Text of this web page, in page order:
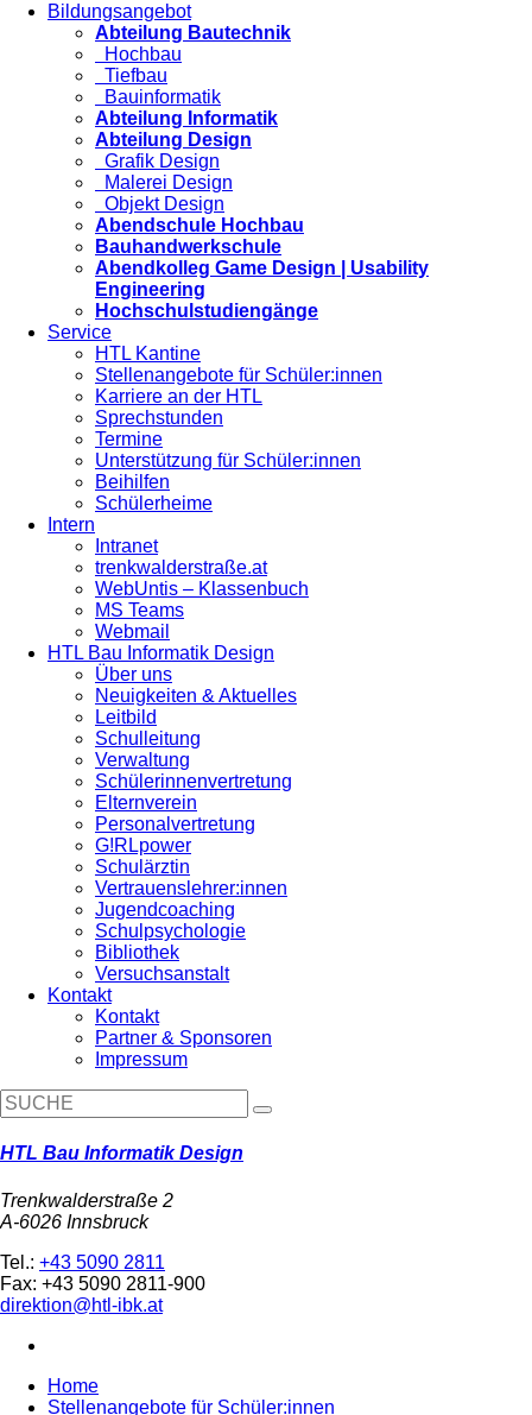
Bildungsangebot
Abteilung Bautechnik
Hochbau
Tiefbau
Bauinformatik
Abteilung Informatik
Abteilung Design
Grafik Design
Malerei Design
Objekt Design
Abendschule Hochbau
Bauhandwerkschule
Abendkolleg Game Design | Usability
Engineering
Hochschulstudiengänge
Service
HTL Kantine
Stellenangebote für Schüler:innen
Karriere an der HTL
Sprechstunden
Termine
Unterstützung für Schüler:innen
Beihilfen
Schülerheime
Intern
Intranet
trenkwalderstraße.at
WebUntis – Klassenbuch
MS Teams
Webmail
HTL Bau Informatik Design
Über uns
Neuigkeiten & Aktuelles
Leitbild
Schulleitung
Verwaltung
Schülerinnenvertretung
Elternverein
Personalvertretung
G!RLpower
Schulärztin
Vertrauenslehrer:innen
Jugendcoaching
Schulpsychologie
Bibliothek
Versuchsanstalt
Kontakt
Kontakt
Partner & Sponsoren
Impressum
HTL Bau Informatik Design
Trenkwalderstraße 2
A-6026 Innsbruck
Tel.: +43 5090 2811
Fax: +43 5090 2811-900
direktion@htl-ibk.at
Home
Stellenangebote für Schüler:innen